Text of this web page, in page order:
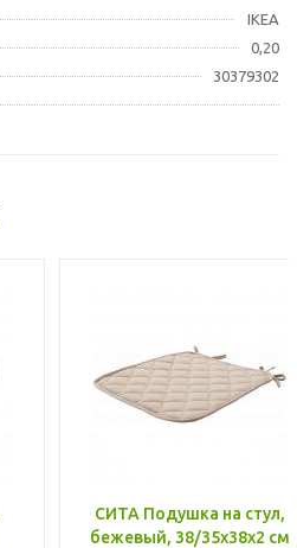
IKEA
0,20
30379302
СИТА Подушка на стул,
бежевый, 38/35x38x2 см